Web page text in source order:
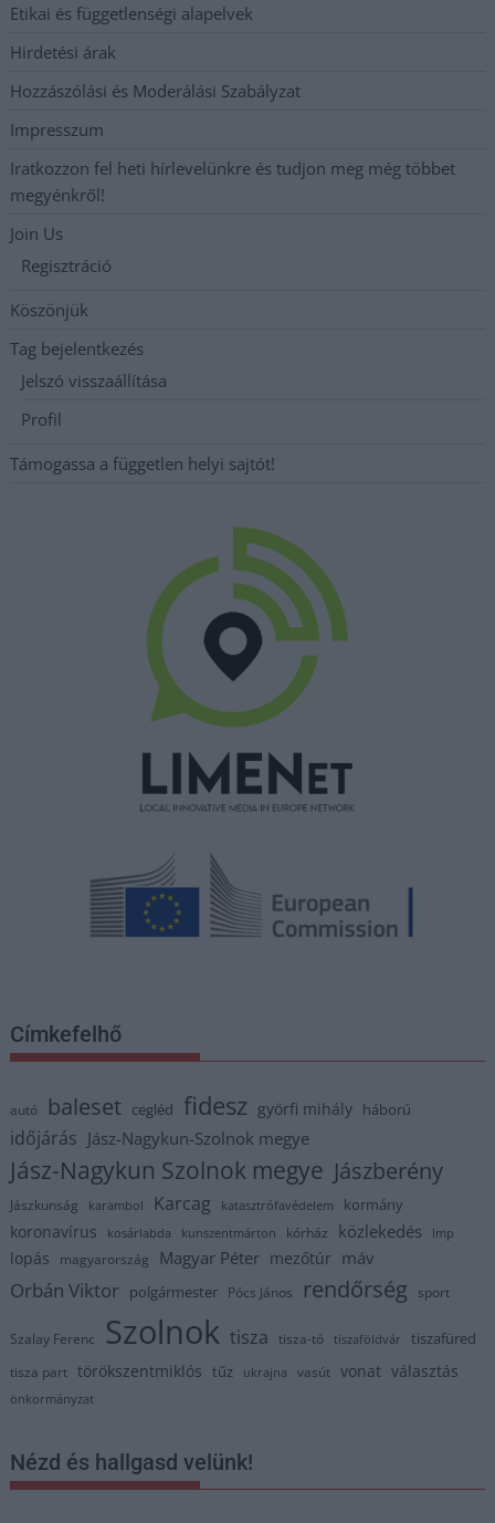
Etikai és függetlenségi alapelvek
Hirdetési árak
Hozzászólási és Moderálási Szabályzat
Impresszum
Iratkozzon fel heti hírlevelünkre és tudjon meg még többet
megyénkről!
Join Us
Regisztráció
Köszönjük
Tag bejelentkezés
Jelszó visszaállítása
Profil
Támogassa a független helyi sajtót!
Címkefelhő
autó baleset cegléd fidesz györfi mihály háború
időjárás Jász-Nagykun-Szolnok megye
Jász-Nagykun Szolnok megye Jászberény
Jászkunság karambol Karcag katasztrófavédelem kormány
koronavírus kosárlabda kunszentmárton kórház közlekedés lmp
lopás magyarország Magyar Péter mezőtúr máv
Orbán Viktor polgármester Pócs János rendőrség sport
Szalay Ferenc Szolnok tisza tisza-tó tiszaföldvár tiszafüred
tisza part törökszentmiklós tűz ukrajna vasút vonat választás
önkormányzat
Nézd és hallgasd velünk!